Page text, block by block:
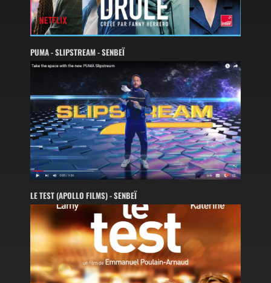
PUMA - SLIPSTREAM - SENBEÏ
LE TEST (APOLLO FILMS) - SENBEÏ